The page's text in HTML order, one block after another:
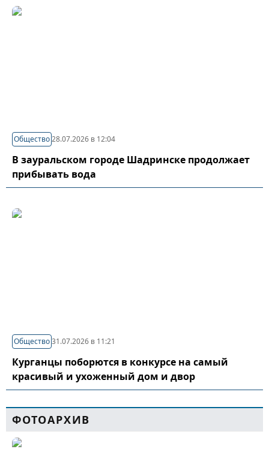
Общество28.07.2026 в 12:04
В зауральском городе Шадринске продолжает
прибывать вода
Общество31.07.2026 в 11:21
Курганцы поборются в конкурсе на самый
красивый и ухоженный дом и двор
ФОТОАРХИВ